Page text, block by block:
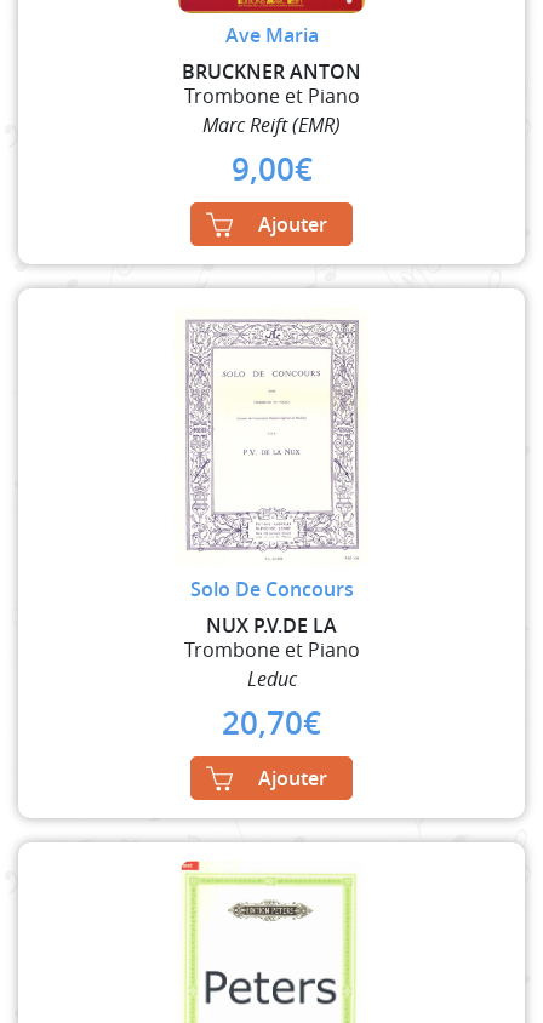
Ave Maria
BRUCKNER ANTON
Trombone et Piano
Marc Reift (EMR)
9,00€
Ajouter
Solo De Concours
NUX P.V.DE LA
Trombone et Piano
Leduc
20,70€
Ajouter